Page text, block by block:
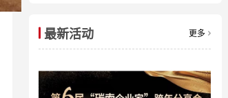
最新活动 更多